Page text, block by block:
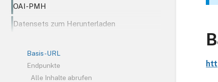
OAI-PMH
Datensets zum Herunterladen
Basis-URL
Endpunkte
Alle Inhalte abrufen